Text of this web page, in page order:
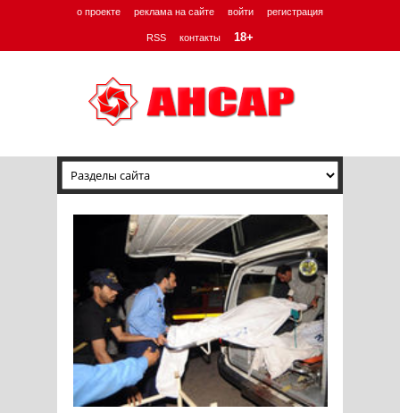
о проекте реклама на сайте войти регистрация
RSS контакты 18+